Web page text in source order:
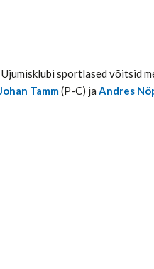
sportlased võitsid
Tamm(P-C) jaAndres